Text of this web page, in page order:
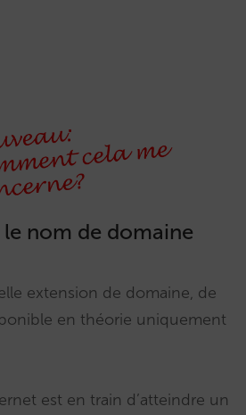
le nom de domaine
extension de domaine, de
en théorie uniquement
est en train d’atteindre un